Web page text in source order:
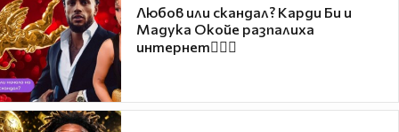
Любов или скандал? Карди Би и
Мадука Окойе разпалиха
интернет❤️‍🔥🔥